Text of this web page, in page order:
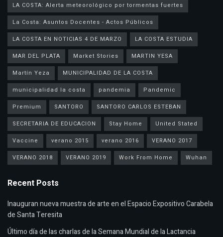
LA COSTA: Alerta meteorológico por tormentas fuertes
La Costa: Asuntos Docentes - Actos Públicos
LA COSTA EN NOTICIAS 4 DE MARZO
LA COSTA ESTUDIA
MAR DEL PLATA
Market Stories
MARTIN YESA
Martín Yeza
MUNICIPALIDAD DE LA COSTA
municipalidad la costa
pandemia
Pandemic
Premium
SANTORO
SANTORO CARLOS ESTEBAN
SECRETARIA DE EDUCACION
Stay Home
United Stated
Vaccine
verano 2015 verano 2016
VERANO 2017
VERANO 2018
VERANO 2019 Work From Home Wuhan
Recent Posts
Inauguran nueva muestra de arte en el Espacio Expositivo Carabela
de Santa Teresita
Último día de las charlas de la Semana Mundial de la Lactancia